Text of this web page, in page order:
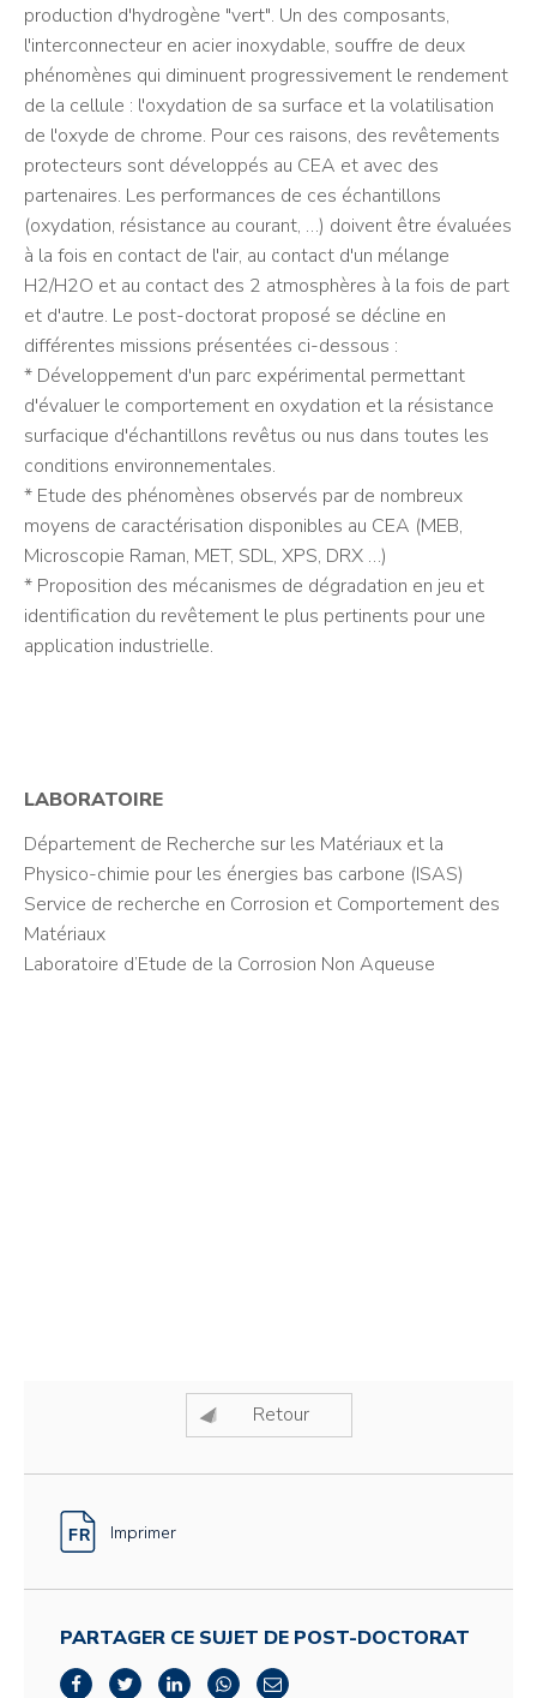
production d'hydrogène "vert". Un des composants,
l'interconnecteur en acier inoxydable, souffre de deux
phénomènes qui diminuent progressivement le rendement
de la cellule : l'oxydation de sa surface et la volatilisation
de l'oxyde de chrome. Pour ces raisons, des revêtements
protecteurs sont développés au CEA et avec des
partenaires. Les performances de ces échantillons
(oxydation, résistance au courant, …) doivent être évaluées
à la fois en contact de l'air, au contact d'un mélange
H2/H2O et au contact des 2 atmosphères à la fois de part
et d'autre. Le post-doctorat proposé se décline en
différentes missions présentées ci-dessous :
* Développement d'un parc expérimental permettant
d'évaluer le comportement en oxydation et la résistance
surfacique d'échantillons revêtus ou nus dans toutes les
conditions environnementales.
* Etude des phénomènes observés par de nombreux
moyens de caractérisation disponibles au CEA (MEB,
Microscopie Raman, MET, SDL, XPS, DRX …)
* Proposition des mécanismes de dégradation en jeu et
identification du revêtement le plus pertinents pour une
application industrielle.
LABORATOIRE
Département de Recherche sur les Matériaux et la
Physico-chimie pour les énergies bas carbone (ISAS)
Service de recherche en Corrosion et Comportement des
Matériaux
Laboratoire d’Etude de la Corrosion Non Aqueuse
Retour
Imprimer
PARTAGER CE SUJET DE POST-DOCTORAT